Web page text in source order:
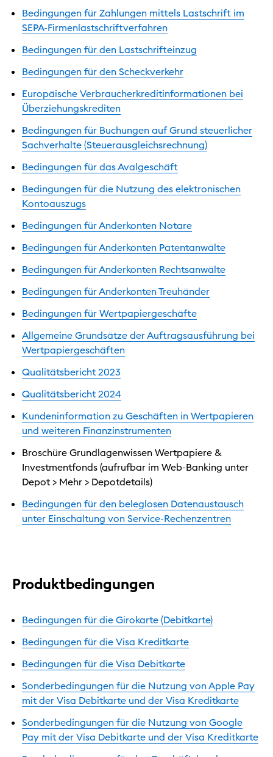
Bedingungen für Zahlungen mittels Lastschrift im
SEPA-Firmenlastschriftverfahren
Bedingungen für den Lastschrifteinzug
Bedingungen für den Scheckverkehr
Europäische Verbraucherkreditinformationen bei
Überziehungskrediten
Bedingungen für Buchungen auf Grund steuerlicher
Sachverhalte (Steuerausgleichsrechnung)
Bedingungen für das Avalgeschäft
Bedingungen für die Nutzung des elektronischen
Kontoauszugs
Bedingungen für Anderkonten Notare
Bedingungen für Anderkonten Patentanwälte
Bedingungen für Anderkonten Rechtsanwälte
Bedingungen für Anderkonten Treuhänder
Bedingungen für Wertpapiergeschäfte
Allgemeine Grundsätze der Auftragsausführung bei
Wertpapiergeschäften
Qualitätsbericht 2023
Qualitätsbericht 2024
Kundeninformation zu Geschäften in Wertpapieren
und weiteren Finanzinstrumenten
Broschüre Grundlagenwissen Wertpapiere &
Investmentfonds (aufrufbar im Web-Banking unter
Depot > Mehr > Depotdetails)
Bedingungen für den beleglosen Datenaustausch
unter Einschaltung von Service-Rechenzentren
Produktbedingungen
Bedingungen für die Girokarte (Debitkarte)
Bedingungen für die Visa Kreditkarte
Bedingungen für die Visa Debitkarte
Sonderbedingungen für die Nutzung von Apple Pay
mit der Visa Debitkarte und der Visa Kreditkarte
Sonderbedingungen für die Nutzung von Google
Pay mit der Visa Debitkarte und der Visa Kreditkarte